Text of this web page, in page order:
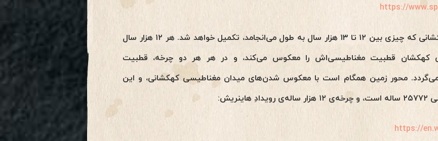
https://
دوم، چرخه‌ی پالس مغناطیسی کهکشانی که چیزی بین ۱۲ تا ۱۳ هزار سال به طول می‌انجامد، تکمیل خواهد شد. هر ۱۲ هزار سال
کهکشان قطبیت مغناطیسی‌اش را معکوس می‌کند، و در هر هر دو چرخه‌، قطبیت
محور زمین همگام است با معکوس شدن‌های میدان مغناطیسی کهکشانی، و این
https://